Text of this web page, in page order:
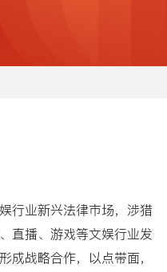
行业新兴法律市场，涉猎
直播、游戏等文娱行业发
成战略合作，以点带面，